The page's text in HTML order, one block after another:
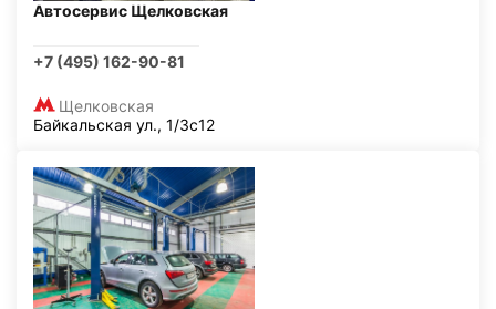
Автосервис Щелковская
+7 (495) 162-90-81
Щелковская
Байкальская ул., 1/3с12